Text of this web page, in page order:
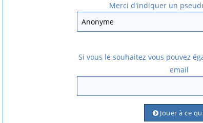
Merci d'indiquer un
Si vous le souhaitez vous pouvez
email
Jouer à ce